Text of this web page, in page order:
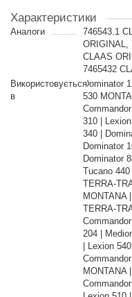
Характеристики
Аналоги
746543.1
ORIGINAL,
CLAAS
7465432
Використовується
в
Dominator
530
310 |
340 |
Dominator
Dominator
Tucano
TERRA-
MONTANA
TERRA-
204 |
| Lexion
MONTANA